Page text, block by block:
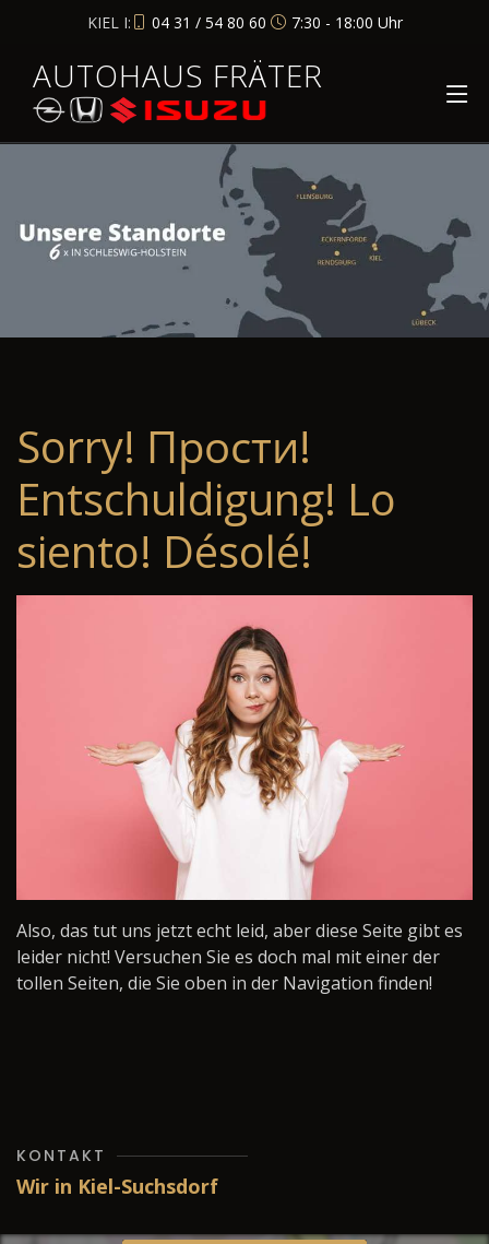
KIEL I: 04 31 / 54 80 60 7:30 - 18:00 Uhr
AUTOHAUS FRÄTER
Sorry! Прости!
Entschuldigung! Lo
siento! Désolé!
Also, das tut uns jetzt echt leid, aber diese Seite gibt es
leider nicht! Versuchen Sie es doch mal mit einer der
tollen Seiten, die Sie oben in der Navigation finden!
KONTAKT
Wir in Kiel-Suchsdorf